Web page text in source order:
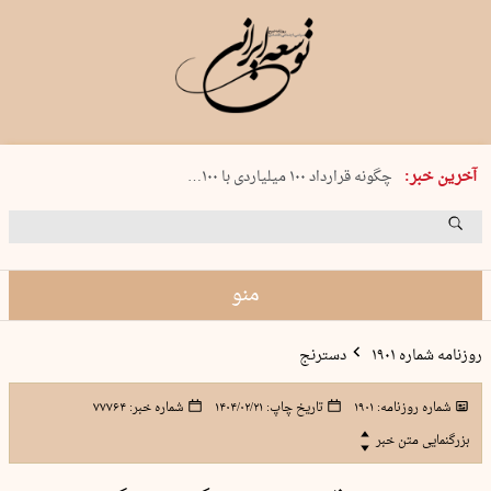
آخرین خبر:
شنبه 17 مرداد 1405 شماره 2244
چگونه قرارداد ۱۰۰ میلیاردی با ۱۰۰…
پنجره‌ای که باز نشد
منو
روزنامه شماره ۱۹۰۱ دسترنج
شماره روزنامه: ۱۹۰۱ تاریخ چاپ: ۱۴۰۴/۰۲/۲۱ شماره خبر:۷۷۷۶۴
بزرگنمایی متن خبر